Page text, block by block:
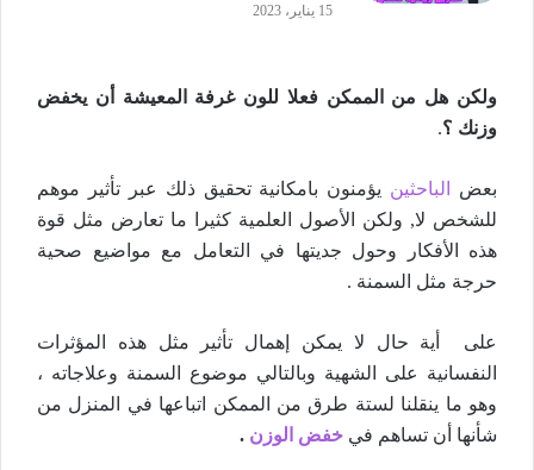
15 يناير، 2023
ولكن هل من الممكن فعلا للون غرفة المعيشة أن يخفض
وزنك ؟.
بعض الباحثين يؤمنون بامكانية تحقيق ذلك عبر تأثير موهم
للشخص لا, ولكن الأصول العلمية كثيرا ما تعارض مثل قوة
هذه الأفكار وحول جديتها في التعامل مع مواضيع صحية
حرجة مثل السمنة .
على أية حال لا يمكن إهمال تأثير مثل هذه المؤثرات
النفسانية على الشهية وبالتالي موضوع السمنة وعلاجاته ،
وهو ما ينقلنا لستة طرق من الممكن اتباعها في المنزل من
شأنها أن تساهم في خفض الوزن .